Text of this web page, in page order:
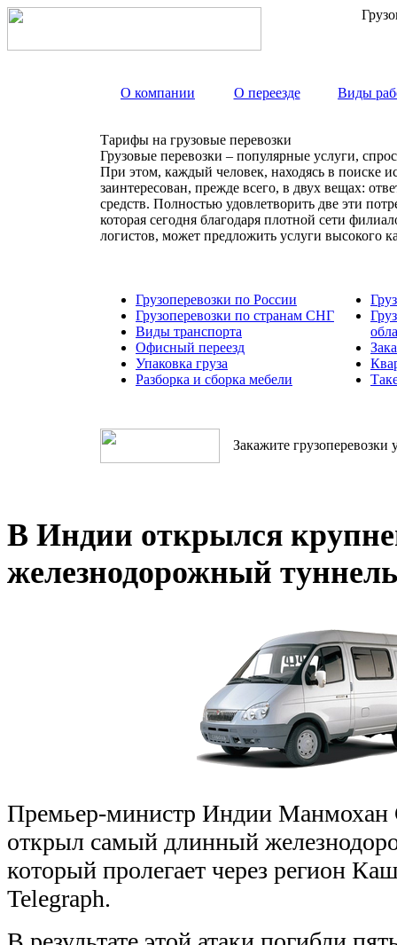
О компании О переезде Виды
Тарифы на грузовые перевозки
Грузовые перевозки – популярные услуги,
При этом, каждый человек, находясь в поиске
заинтересован, прежде всего, в двух вещах:
средств. Полностью удовлетворить две эти
которая сегодня благодаря плотной сети
логистов, может предложить услуги высокого
Грузоперевозки по России
Грузоперевозки по странам СНГ
Виды транспорта
Офисный переезд
Упаковка груза
Разборка и сборка мебели
Закажите грузоперевозки
В Индии открылся
железнодорожный
Премьер-министр Индии Манмохан
открыл самый длинный
который пролегает через регион
Telegraph.